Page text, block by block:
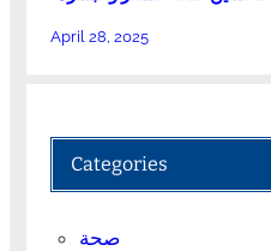
April 28, 2025
Categories
صحة